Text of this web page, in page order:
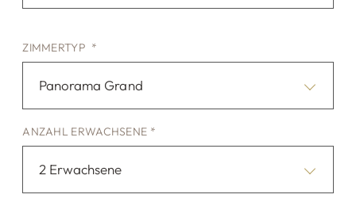
ZIMMERTYP *
Panorama Grand
ANZAHL ERWACHSENE *
2 Erwachsene